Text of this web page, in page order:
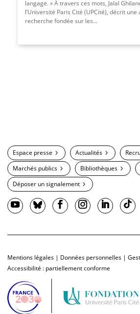
langage. » À travers ces mots, Jalal
l’Université Paris Cité (UPCité), décrit une
recherche fondée sur les...
Espace presse Actualités
Marchés publics
Bibliothèques
Déposer un signalement
Mentions légales | Données personnelles |
Accessibilité : partiellement conforme